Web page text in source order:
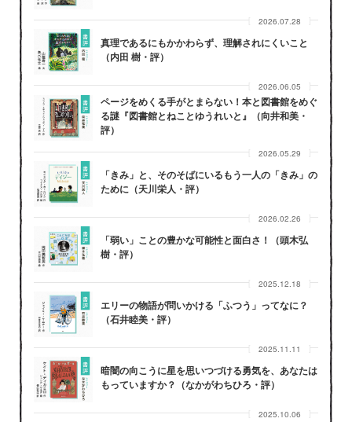
2026.07.28
真理であるにもかかわらず、理解されにくいこと
（内田 樹・評）
2026.06.05
ページをめくる手がとまらない！本と図書館をめぐ
る謎『図書館とねことゆうれいと』（向井和美・
評）
2026.05.29
「きみ」と、そのそばにいるもう一人の「きみ」の
ために（天川栄人・評）
2026.02.26
「弱い」ことの豊かな可能性と面白さ！（頭木弘
樹・評）
2025.12.18
エリーの物語が問いかける「ふつう」ってなに？
（石井睦美・評）
2025.11.11
暗闇の向こうに星を思いつづける勇気を、あなたは
もっていますか？（なかがわちひろ・評）
2025.10.06